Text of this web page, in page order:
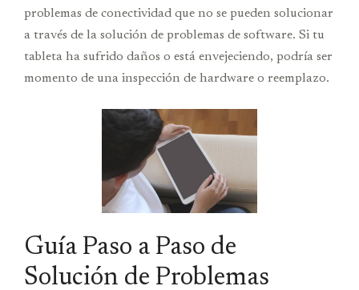
problemas de conectividad que no se pueden solucionar
a través de la solución de problemas de software. Si tu
tableta ha sufrido daños o está envejeciendo, podría ser
momento de una inspección de hardware o reemplazo.
Guía Paso a Paso de
Solución de Problemas